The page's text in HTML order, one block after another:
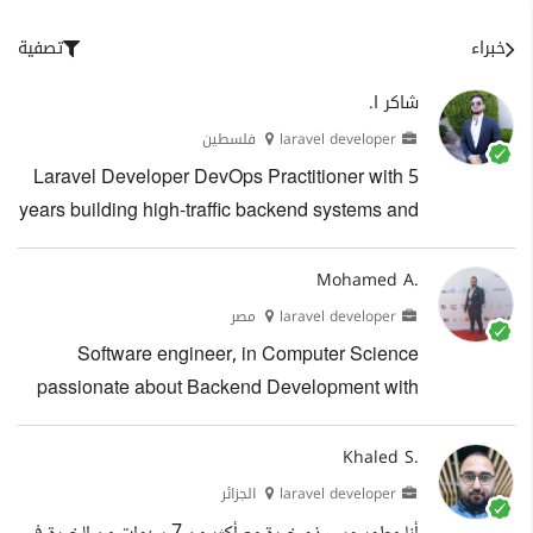
خبراء
تصفية
شاكر ا.
laravel developer فلسطين
Laravel Developer DevOps Practitioner with 5
years building high-traffic backend systems and
multi-vendor platforms. Delivered production
systems handling 8k daily transactions with
99% uptime. Deep expertise in RESTful API
design, third-party integrations, and real-time
applications using WebSocket and Pusher.
GitHub Actions CI/CD, and AWS from local dev
to live deployment. الخبرات التعليم
Mohamed A.
laravel developer مصر
Software engineer, in Computer Science
passionate about Backend Development with
more than 4 years experience in Backend
development, Looking for opportunities as a
software developer with an expert team of
developers. الخبرات العملية ipda3tech Laravel
Khaled S.
laravel developer الجزائر